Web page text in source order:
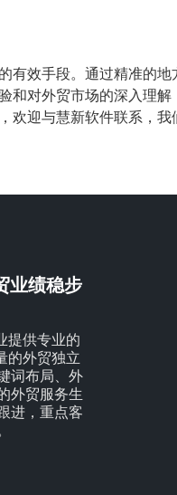
有效手段。通过精准的
和对外贸市场的深入理
迎与慧新软件联系，
业绩稳步
提供专业的
的外贸独立
词布局、外
外贸服务生
进，重点客